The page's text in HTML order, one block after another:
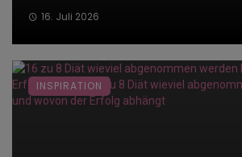
16. Juli 2026
INSPIRATION